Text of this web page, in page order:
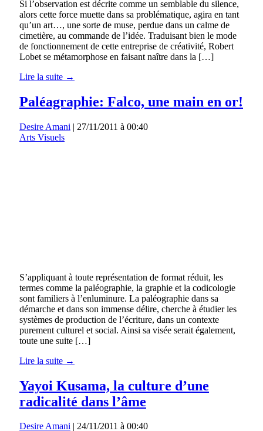
Si l’observation est décrite comme un semblable du silence,
alors cette force muette dans sa problématique, agira en tant
qu’un art…, une sorte de muse, perdue dans un calme de
cimetière, au commande de l’idée. Traduisant bien le mode
de fonctionnement de cette entreprise de créativité, Robert
Lobet se métamorphose en faisant naître dans la […]
Lire la suite →
Paléagraphie: Falco, une main en or!
Desire Amani | 27/11/2011 à 00:40
Arts Visuels
S’appliquant à toute représentation de format réduit, les
termes comme la paléographie, la graphie et la codicologie
sont familiers à l’enluminure. La paléographie dans sa
démarche et dans son immense délire, cherche à étudier les
systèmes de production de l’écriture, dans un contexte
purement culturel et social. Ainsi sa visée serait également,
toute une suite […]
Lire la suite →
Yayoi Kusama, la culture d’une
radicalité dans l’âme
Desire Amani
24/11/2011 à 00:40